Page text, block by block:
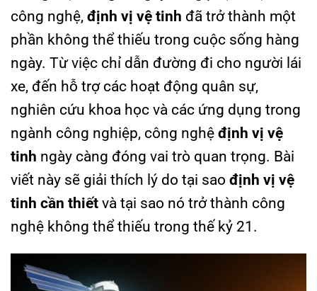
công nghệ, định vị vệ tinh đã trở thành một
phần không thể thiếu trong cuộc sống hàng
ngày. Từ việc chỉ dẫn đường đi cho người lái
xe, đến hỗ trợ các hoạt động quân sự,
nghiên cứu khoa học và các ứng dụng trong
ngành công nghiệp, công nghệ định vị vệ
tinh ngày càng đóng vai trò quan trọng. Bài
viết này sẽ giải thích lý do tại sao định vị vệ
tinh cần thiết và tại sao nó trở thành công
nghệ không thể thiếu trong thế kỷ 21.